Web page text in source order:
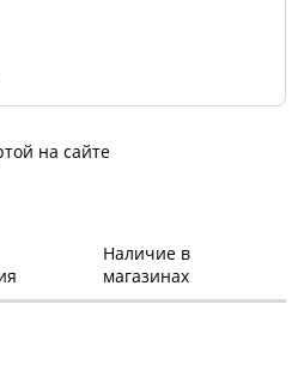
на сайте
Наличие в
магазинах